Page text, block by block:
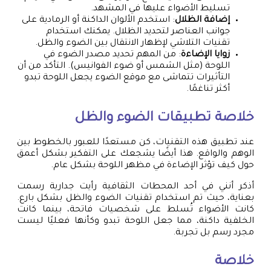
تسليط الأضواء عليها في المشهد.
إضافة الظلال: استخدم الألوان الداكنة أو الرمادية على
جوانب العناصر لتحديد الظلال. يمكنك استخدام
تقنيات التلاشي لإظهار الانتقال بين الضوء والظل.
زوايا الإضاءة: من المهم تحديد مصدر الضوء في
اللوحة (مثل الشمس أو ضوء الفوانيس). التأكد من أن
التأثيرات تتماشى مع موقع الضوء يجعل اللوحة تبدو
أكثر تناغمًا.
خلاصة تطبيقات الضوء والظل
عند تطبيق هذه التقنيات، كن مستعدًا للعبور بالخطوط بين
الوهم والواقع. هذا أيضًا يشجعك على التفكير بشكل أعمق
حول كيف تؤثر الإضاءة في مظهر اللوحة بشكل عام.
أذكر أنني في أحد المحطات الثقافية رأيت جدارية رسمت
بعناية، حيث تم استخدام تقنيات الضوء والظل بشكل بارع.
كانت الأضواء تُسلط على شخصيات فاتحة، بينما كانت
الخلفية داكنة، مما جعل اللوحة تبدو وكأنها فعليًا ليست
مجرد رسم بل تجربة.
خلاصة